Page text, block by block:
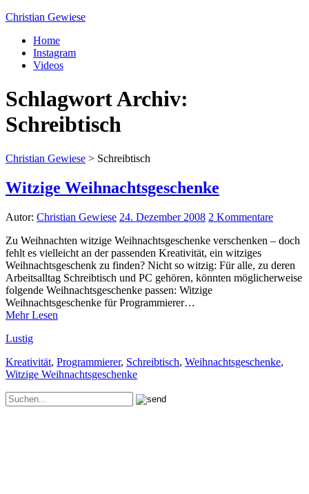
Christian Gewiese
Home
Instagram
Videos
Schlagwort Archiv:
Schreibtisch
Christian Gewiese > Schreibtisch
Witzige Weihnachtsgeschenke
Autor: Christian Gewiese 24. Dezember 2008 2 Kommentare
Zu Weihnachten witzige Weihnachtsgeschenke verschenken – doch
fehlt es vielleicht an der passenden Kreativität, ein witziges
Weihnachtsgeschenk zu finden? Nicht so witzig: Für alle, zu deren
Arbeitsalltag Schreibtisch und PC gehören, könnten möglicherweise
folgende Weihnachtsgeschenke passen: Witzige
Weihnachtsgeschenke für Programmierer…
Mehr Lesen
Lustig
Kreativität, Programmierer, Schreibtisch, Weihnachtsgeschenke,
Witzige Weihnachtsgeschenke